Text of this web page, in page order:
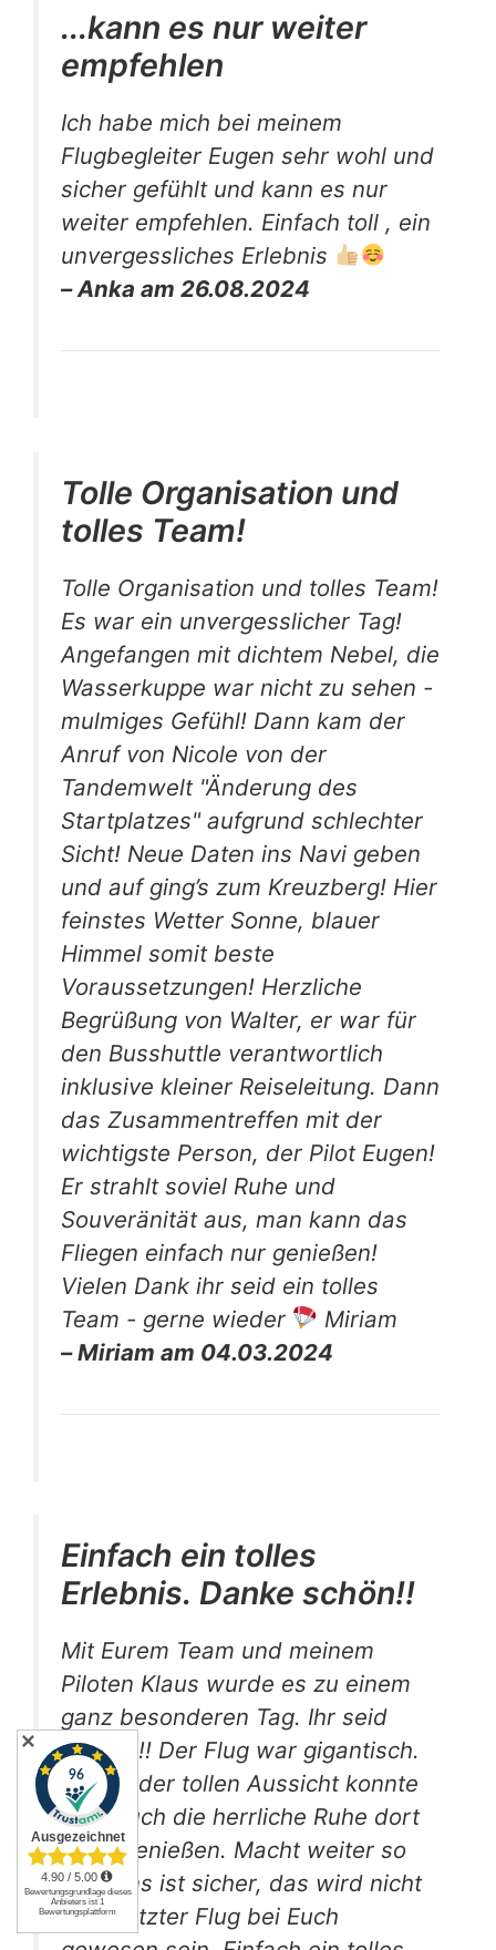
...kann es nur weiter
empfehlen
Ich habe mich bei meinem
Flugbegleiter Eugen sehr wohl und
sicher gefühlt und kann es nur
weiter empfehlen. Einfach toll , ein
unvergessliches Erlebnis
– Anka am 26.08.2024
Tolle Organisation und
tolles Team!
Tolle Organisation und tolles Team!
Es war ein unvergesslicher Tag!
Angefangen mit dichtem Nebel, die
Wasserkuppe war nicht zu sehen -
mulmiges Gefühl! Dann kam der
Anruf von Nicole von der
Tandemwelt "Änderung des
Startplatzes" aufgrund schlechter
Sicht! Neue Daten ins Navi geben
und auf ging’s zum Kreuzberg! Hier
feinstes Wetter Sonne, blauer
Himmel somit beste
Voraussetzungen! Herzliche
Begrüßung von Walter, er war für
den Busshuttle verantwortlich
inklusive kleiner Reiseleitung. Dann
das Zusammentreffen mit der
wichtigste Person, der Pilot Eugen!
Er strahlt soviel Ruhe und
Souveränität aus, man kann das
Fliegen einfach nur genießen!
Vielen Dank ihr seid ein tolles
Team - gerne wieder
Miriam
– Miriam am 04.03.2024
Einfach ein tolles
Erlebnis. Danke schön!!
Mit Eurem Team und meinem
Piloten Klaus wurde es zu einem
ganz besonderen Tag. Ihr seid
Klasse!!! Der Flug war gigantisch.
Neben der tollen Aussicht konnte
man auch die herrliche Ruhe dort
oben genießen. Macht weiter so
und eins ist sicher, das wird nicht
mein letzter Flug bei Euch
✕